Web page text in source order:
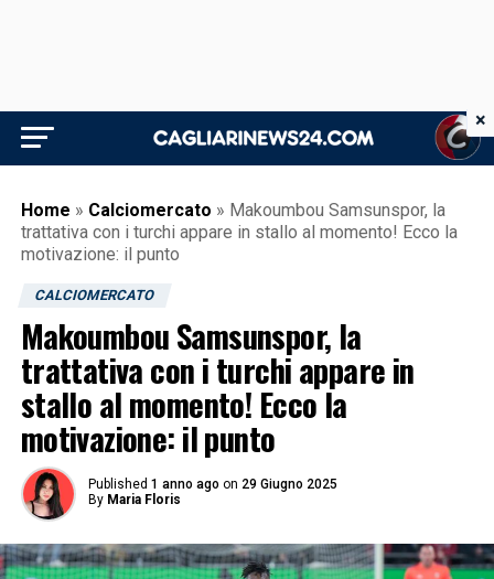
Home » Calciomercato » Makoumbou Samsunspor, la
trattativa con i turchi appare in stallo al momento! Ecco la
motivazione: il punto
CALCIOMERCATO
Makoumbou Samsunspor, la
trattativa con i turchi appare in
stallo al momento! Ecco la
motivazione: il punto
Published 1 anno ago on 29 Giugno 2025
By Maria Floris
×